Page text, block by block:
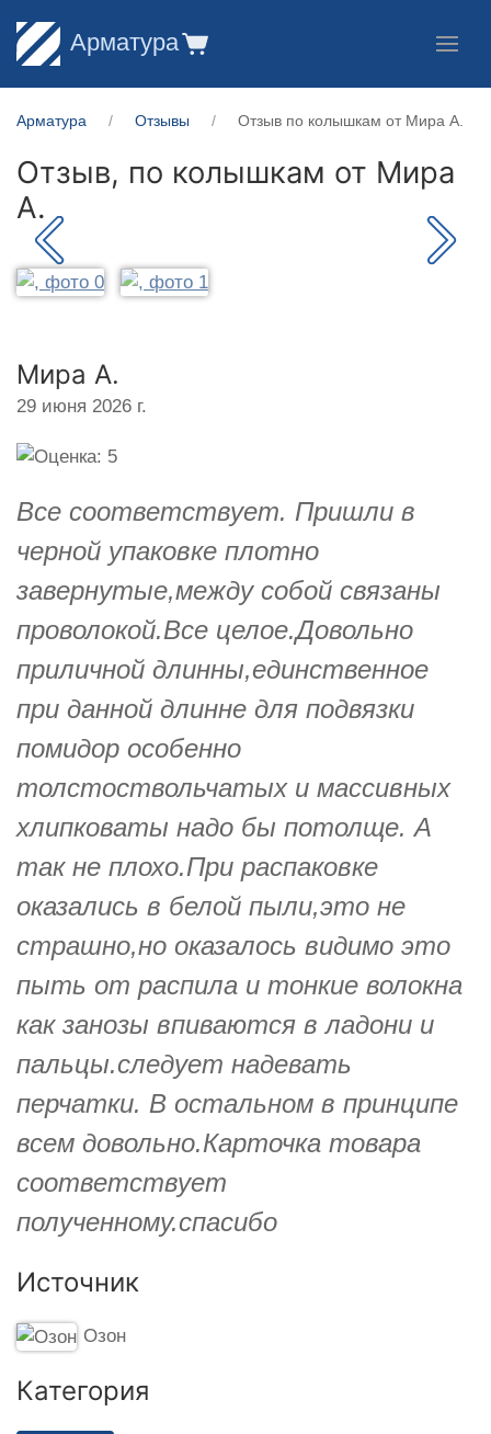
Арматура
Арматура Отзывы Отзыв по колышкам от Мира А.
Отзыв, по колышкам от Мира
А.
Мира А.
29 июня 2026 г.
Все соответствует. Пришли в
черной упаковке плотно
завернутые,между собой связаны
проволокой.Все целое.Довольно
приличной длинны,единственное
при данной длинне для подвязки
помидор особенно
толстоствольчатых и массивных
хлипковаты надо бы потолще. А
так не плохо.При распаковке
оказались в белой пыли,это не
страшно,но оказалось видимо это
пыть от распила и тонкие волокна
как занозы впиваются в ладони и
пальцы.следует надевать
перчатки. В остальном в принципе
всем довольно.Карточка товара
соответствует
полученному.спасибо
Источник
Озон
Категория